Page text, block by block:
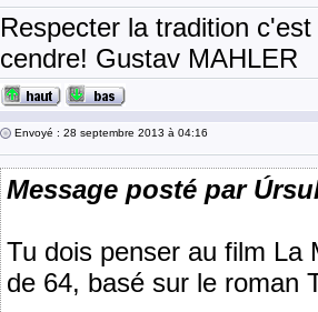
Respecter la tradition
cendre! Gustav MAHLER
Envoyé : 28 septembre 2013 à 04:16
Message posté par
Tu dois penser au film La
de 64, basé sur le roman